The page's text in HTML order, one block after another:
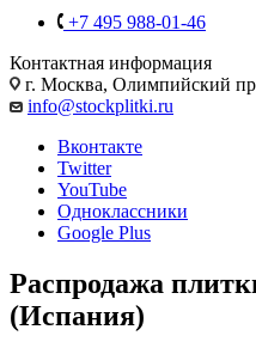
+7 495 988-01-46
Контактная информация
г. Москва, Олимпийский
info@stockplitki.ru
Вконтакте
Twitter
YouTube
Одноклассники
Google Plus
Распродажа
(Испания)